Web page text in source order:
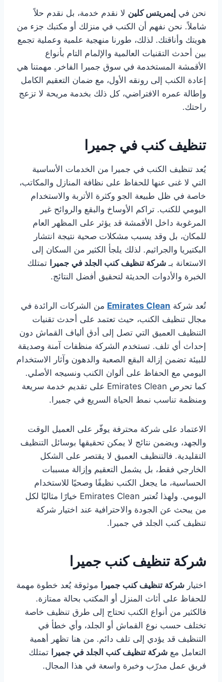
نحن في إيمريتس كلين لا نقدم خدمة، بل نقدم حلاً
شاملاً. نحن نفهم أن الكنب في منزلك أو مكتبك جزء من
هويتك وأناقتك. لذلك، طورنا منهجية علمية وعملية تجمع
بين أحدث التقنيات العالمية والإلمام التام بأنواع
الأقمشة المستخدمة في سوق جميرا الفاخر. مهمتنا هي
إعادة الكنب إلى رونقه الأول، مع ضمان التعقيم الكامل
وإطالة عمره الافتراضي، كل ذلك بخدمة مريحة لا تزعج
راحتك.
تنظيف كنب في جميرا
يُعد تنظيف الكنب في جميرا من الخدمات الأساسية
التي لا غنى عنها للحفاظ على نظافة المنازل والمكاتب،
خاصة في ظل طبيعة الجو وكثرة الأتربة والاستخدام
اليومي للكنب. تراكم الأوساخ والبقع والروائح غير
المرغوبة داخل الأقمشة قد يؤثر على المظهر العام
للمكان، بل وقد يسبب مشكلات صحية نتيجة انتشار
البكتيريا والجراثيم. لذلك يلجأ الكثير من السكان إلى
الاستعانة بـ شركة تنظيف كنب الجلد في جميرا
تمتلك
الخبرة والأدوات الحديثة لتحقيق أفضل النتائج.
تُعد شركة Emirates Clean من الشركات الرائدة في
مجال تنظيف الكنب، حيث تعتمد على أحدث تقنيات
التنظيف العميق التي تصل إلى أدق ألياف القماش دون
إحداث أي تلف. تستخدم الشركة منظفات آمنة وصديقة
للبيئة تضمن إزالة البقع الصعبة والدهون وآثار الاستخدام
اليومي مع الحفاظ على ألوان الكنب ونسيجه الأصلي.
كما تحرص Emirates Clean على تقديم خدمة سريعة
ومنظمة تناسب نمط الحياة السريع في جميرا.
الاعتماد على شركة محترفة يوفّر على العميل الوقت
والجهد، ويضمن نتائج لا يمكن تحقيقها بوسائل التنظيف
التقليدية. فالتنظيف العميق لا يقتصر على الشكل
الخارجي فقط، بل يشمل التعقيم وإزالة مسببات
الحساسية، ما يجعل الكنب نظيفًا وصحيًا للاستخدام
اليومي. ولهذا تُعتبر Emirates Clean خيارًا مثاليًا لكل
من يبحث عن الجودة والاحترافية عند اختيار شركة
تنظيف كنب الجلد في جميرا.
شركة تنظيف كنب جميرا
اختيار شركة تنظيف كنب جميرا
موثوقة يُعد خطوة مهمة
للحفاظ على أثاث المنزل أو المكتب بحالة ممتازة.
فالكثير من أنواع الكنب تحتاج إلى طرق تنظيف خاصة
تختلف حسب نوع القماش أو الجلد، وأي خطأ في
التنظيف قد يؤدي إلى تلف دائم. من هنا تظهر أهمية
التعامل مع شركة تنظيف كنب الجلد في جميرا
تمتلك
فريق عمل مدرّب وخبرة واسعة في هذا المجال.